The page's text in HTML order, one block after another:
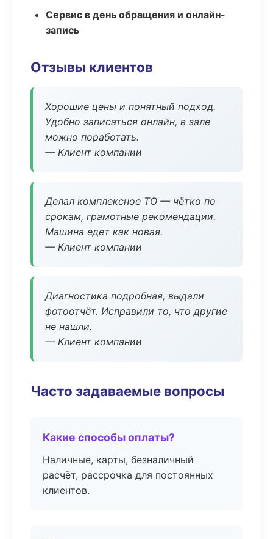
Сервис в день обращения и онлайн-
запись
Отзывы клиентов
Хорошие цены и понятный подход.
Удобно записаться онлайн, в зале
можно поработать.
— Клиент компании
Делал комплексное ТО — чётко по
срокам, грамотные рекомендации.
Машина едет как новая.
— Клиент компании
Диагностика подробная, выдали
фотоотчёт. Исправили то, что другие
не нашли.
— Клиент компании
Часто задаваемые вопросы
Какие способы оплаты?
Наличные, карты, безналичный
расчёт, рассрочка для постоянных
клиентов.